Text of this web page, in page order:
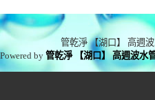
管乾淨 【湖口】 高週
Powered by管乾淨 【湖口】 高週波水